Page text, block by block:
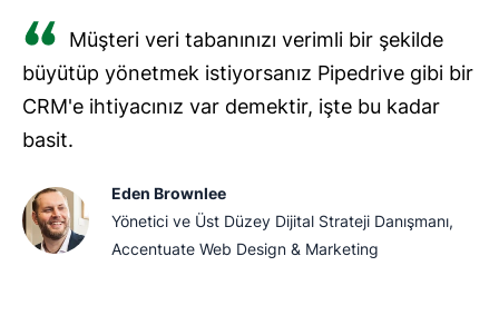
Müşteri veri tabanınızı verimli bir şekilde
büyütüp yönetmek istiyorsanız Pipedrive gibi bir
CRM'e ihtiyacınız var demektir, işte bu kadar
basit.
Eden Brownlee
Yönetici ve Üst Düzey Dijital Strateji Danışmanı,
Accentuate Web Design & Marketing